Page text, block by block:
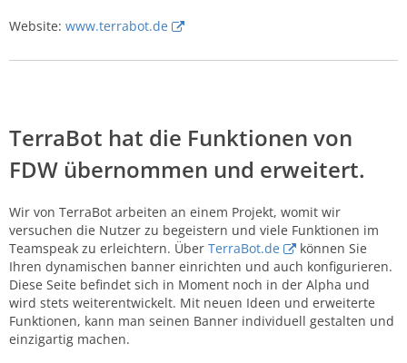
Website: www.terrabot.de
TerraBot hat die Funktionen von
FDW übernommen und erweitert.
Wir von TerraBot arbeiten an einem Projekt, womit wir
versuchen die Nutzer zu begeistern und viele Funktionen im
Teamspeak zu erleichtern. Über TerraBot.de
können Sie
Ihren dynamischen banner einrichten und auch konfigurieren.
Diese Seite befindet sich in Moment noch in der Alpha und
wird stets weiterentwickelt. Mit neuen Ideen und erweiterte
Funktionen, kann man seinen Banner individuell gestalten und
einzigartig machen.